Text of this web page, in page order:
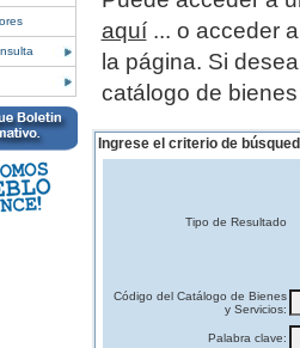
aquí ... o acceder
la página. Si
catálogo de
Ingrese el criterio de
Tipo de Resultado
Código del Catálogo de Bienes
y Servicios:
Palabra clave: